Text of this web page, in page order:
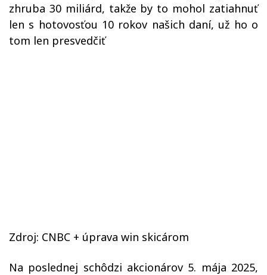
zhruba 30 miliárd, takže by to mohol zatiahnuť
len s hotovosťou 10 rokov našich daní, už ho o
tom len presvedčiť
Zdroj: CNBC + úprava win skicárom
Na poslednej schôdzi akcionárov 5. mája 2025,